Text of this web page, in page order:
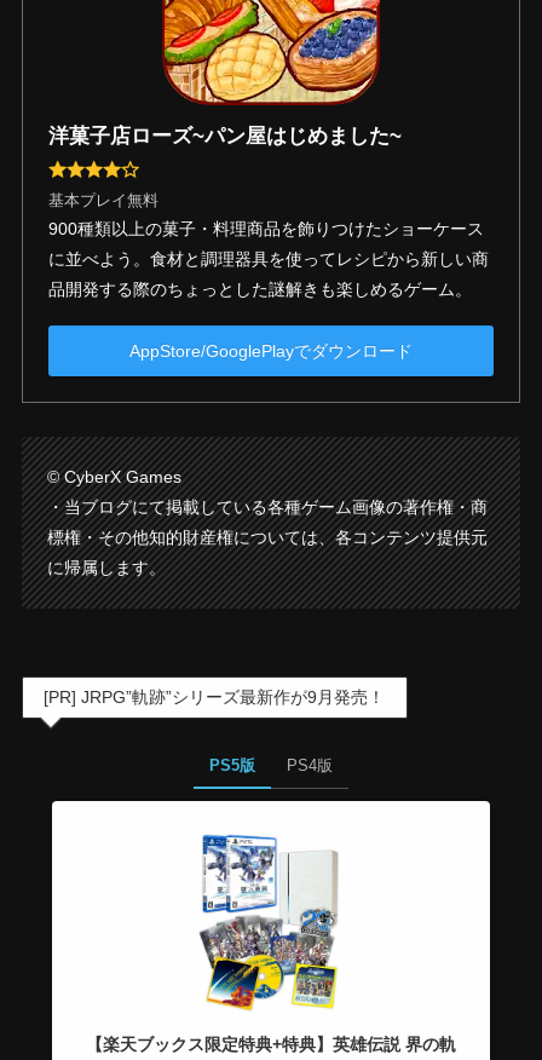
洋菓子店ローズ~パン屋はじめました~
基本プレイ無料
900種類以上の菓子・料理商品を飾りつけたショーケース
に並べよう。食材と調理器具を使ってレシピから新しい商
品開発する際のちょっとした謎解きも楽しめるゲーム。
AppStore/GooglePlayでダウンロード
© CyberX Games
・当ブログにて掲載している各種ゲーム画像の著作権・商
標権・その他知的財産権については、各コンテンツ提供元
に帰属します。
[PR] JRPG”軌跡”シリーズ最新作が9月発売！
PS5版 PS4版
【楽天ブックス限定特典+特典】英雄伝説 界の軌